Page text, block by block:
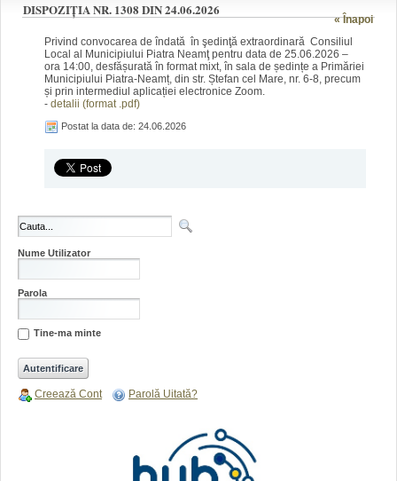
« Înapoi
DISPOZIȚIA NR. 1308 DIN 24.06.2026
Privind convocarea de îndată în şedinţă extraordinară Consiliul
Local al Municipiului Piatra Neamţ pentru data de 25.06.2026 –
ora 14:00, desfășurată în format mixt, în sala de ședințe a Primăriei
Municipiului Piatra-Neamț, din str. Ștefan cel Mare, nr. 6-8, precum
și prin intermediul aplicației electronice Zoom.
- detalii (format .pdf)
Postat la data de: 24.06.2026
Nume Utilizator
Parola
Tine-ma minte
Creează Cont Parolă Uitată?